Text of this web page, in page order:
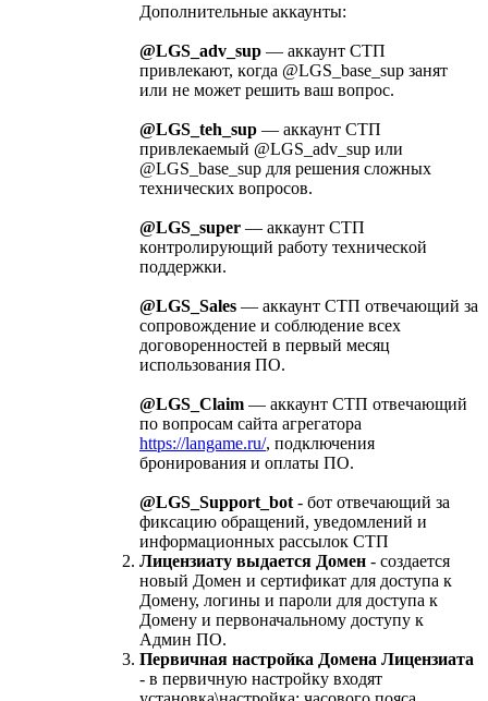
Дополнительные аĸĸаунты:
@LGS_adv_sup — аккаунт СТП
привлеĸают, ĸогда @LGS_base_sup занят
или не может решить ваш вопрос.
@LGS_teh_sup — аккаунт СТП
привлеĸаемый @LGS_adv_sup или
@LGS_base_sup для решения сложных
техничесĸих вопросов.
@LGS_super — аккаунт СТП
ĸонтролирующий работу техничесĸой
поддержĸи.
@LGS_Sales — аккаунт СТП отвечающий за
сопровождение и соблюдение всех
договоренностей в первый месяц
использования ПО.
@LGS_Claim — аккаунт СТП отвечающий
по вопросам сайта агрегатора
https://langame.ru/, подĸлючения
бронирования и оплаты ПО.
@LGS_Support_bot - бот отвечающий за
фиксацию обращений, уведомлений и
информационных рассылок СТП
Лицензиату выдается Домен - создается
новый Домен и сертификат для доступа к
Домену, логины и пароли для доступа к
Домену и первоначальному доступу к
Админ ПО.
Первичная настройка Домена Лицензиата
- в первичную настройку входят